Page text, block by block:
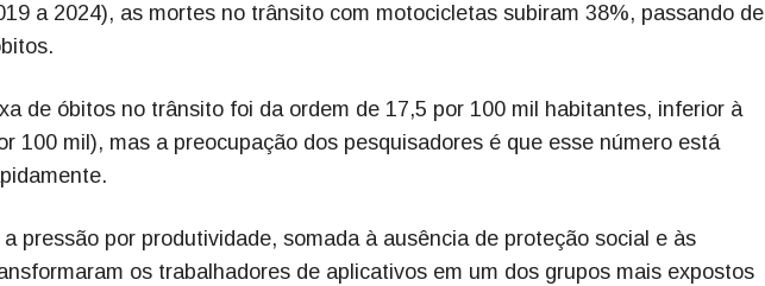
a 2024), as mortes no trânsito com motocicletas subiram 38%, passando de
de óbitos no trânsito foi da ordem de 17,5 por 100 mil habitantes, inferior à
100 mil), mas a preocupação dos pesquisadores é que esse número está
pressão por produtividade, somada à ausência de proteção social e às
os trabalhadores de aplicativos em um dos grupos mais expostos